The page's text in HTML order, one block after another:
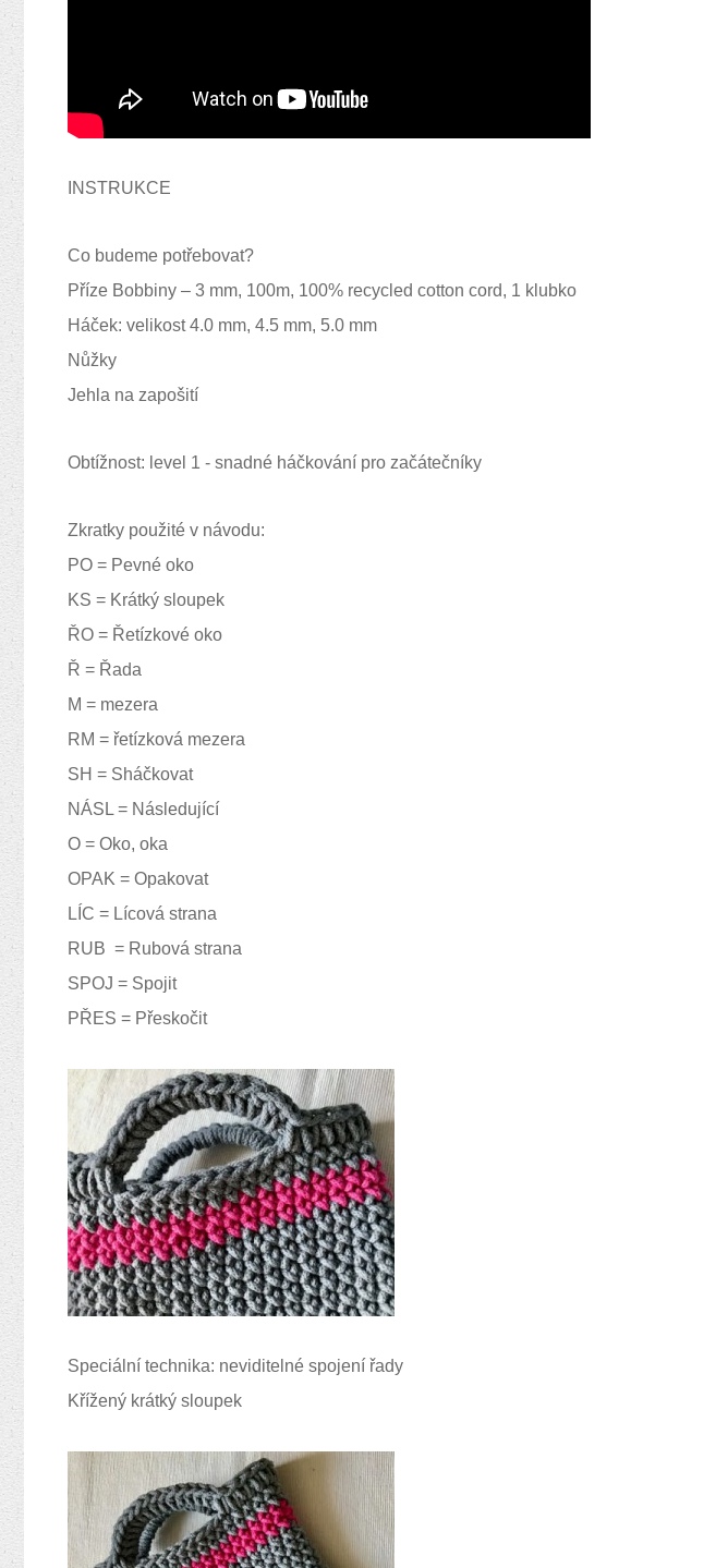
INSTRUKCE
Co budeme potřebovat?
Příze Bobbiny – 3 mm, 100m, 100% recycled cotton cord, 1 klubko
Háček: velikost 4.0 mm, 4.5 mm, 5.0 mm
Nůžky
Jehla na zapošití
Obtížnost: level 1 - snadné háčkování pro začátečníky
Zkratky použité v návodu:
PO = Pevné oko
KS = Krátký sloupek
ŘO = Řetízkové oko
Ř = Řada
M = mezera
RM = řetízková mezera
SH = Sháčkovat
NÁSL = Následující
O = Oko, oka
OPAK = Opakovat
LÍC = Lícová strana
RUB = Rubová strana
SPOJ = Spojit
PŘES = Přeskočit
Speciální technika: neviditelné spojení řady
Křížený krátký sloupek